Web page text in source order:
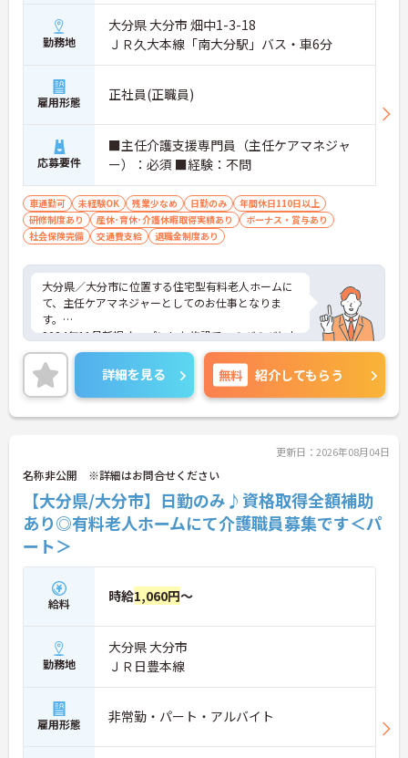
★おすすめPOINT★
＜個別ＯＪＴとチーム連携で着実に成長！＞
・入職後はお一人おひとりの習熟度に合わせた個別
の機会も提供されます
・施設内には看護師が24時間常駐しており、急変時
の対応や専門的な医療処置は看護師が担当するため
負担が減ります
・介護スタッフと看護スタッフの比率が1対1で相談
しやすく、初任者研修や実務者研修からでも着実に
専門性を高められます
＜残業月7時間以下で身体の負担を軽減！＞
・常勤で働くスタッフの比率が90パーセント以上と
高く、急なシフト変更や無理な長時間勤務が発生し
・訪問スケジュールに沿って施設内でのケアを行う
ため、月平均の残業時間は5時間から7時間程度とか
なり少なめに抑えられます
・夜勤明けの翌日は原則としてお休みとなるシフト
編成が組まれており、しっかりと休息を取りながら
長期的な就業が可能です
＜評価制度でキャリアアップ＞
・介護福祉士や初任者研修などの資格や実務経験、
夜勤回数がしっかりと給与に反映されるためモチベ
ーションを維持できます
職へ昇格する事例も多数あり、腰を据えて長期的な
キャリア形成が可能です
勤務地
大分県 大分市 畑中1-3-18
ＪＲ久大本線「南大分駅」バス・車6分
雇用形態 正社員(正職員)
応募要件
■主任介護支援専門員（主任ケアマネジャ
ー）：必須 ■経験：不問
車通勤可 未経験OK 残業少なめ 日勤のみ
年間休日110日以上
研修制度あり
産休･育休･介護休暇取得実績あり
ボーナス・賞与あり
社会保険完備
交通費支給 退職金制度あり
大分県／大分市に位置する住宅型有料老人ホームに
て、主任ケアマネジャーとしてのお仕事となりま
す。
2024年11月新規オープンした施設で、のびのびとお
仕事できます！未経験の方でも資格があれば月給35.
4万円を目指せます！
ご興味ある方は面接ポイントをお伝えしますので、
お気軽にお問い合わせください♪
詳細を見る 無料 紹介してもらう
更新日：2026年08月04日
名称非公開 ※詳細はお問合せください
【大分県/大分市】日勤のみ♪資格取得全額補助
あり◎有料老人ホームにて介護職員募集です＜パ
ート＞
給料 時給1,060円～
勤務地
大分県 大分市
ＪＲ日豊本線
雇用形態 非常勤・パート・アルバイト